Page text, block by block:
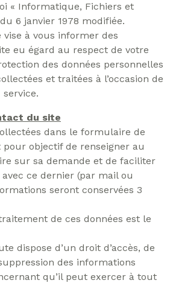
« Informatique, Fichiers et
6 janvier 1978 modifiée.
à vous informer des
eu égard au respect de votre
des données personnelles
et traitées à l’occasion de
du site
dans le formulaire de
objectif de renseigner au
sur sa demande et de faciliter
ce dernier (par mail ou
seront conservées 3
de ces données est le
dispose d’un droit d’accès, de
des informations
qu’il peut exercer à tout